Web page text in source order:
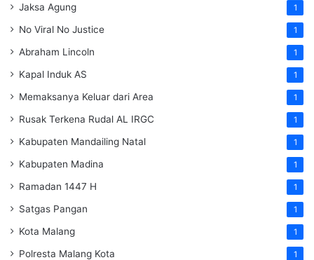
Jaksa Agung 1
No Viral No Justice 1
Abraham Lincoln 1
Kapal Induk AS 1
Memaksanya Keluar dari Area 1
Rusak Terkena Rudal AL IRGC 1
Kabupaten Mandailing Natal 1
Kabupaten Madina 1
Ramadan 1447 H 1
Satgas Pangan 1
Kota Malang 1
Polresta Malang Kota 1